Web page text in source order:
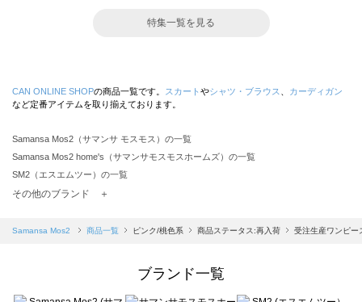
特集一覧を見る
CAN ONLINE SHOPの商品一覧です。 スカート やシャツ・ブラウス
カーディガン
など定番アイテムを取り揃えております。
Samansa Mos2（サマンサ モスモス）の一覧
Samansa Mos2 home's（サマンサモスモスホームズ）の一覧
SM2（エスエムツー）の一覧
TSUHARU by Samansa Mos2（ツハルバイサマンサモスモス）の一覧
Samansa Mos2 blue（サマンサモスモス ブルー）の一覧
Te chichi（テチチ）の一覧
その他のブランド ＋
Samansa Mos2 商品一覧 ピンク/桃色系 商品ステータス:再入荷 受注生産ワンピー
ブランド一覧